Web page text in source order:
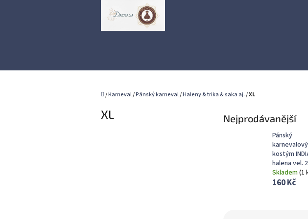
Domů
/Karneval/Pánský karneval/Haleny & trika & saka aj./XL
XL Nejprodávanější
Pánský
karnevalový
kostým
halena vel.
Skladem(1
160 Kč